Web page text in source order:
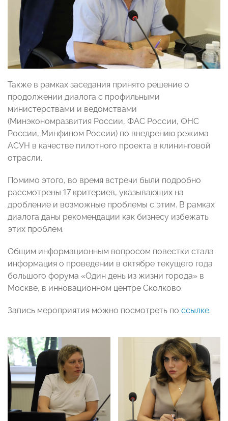
Также в рамках заседания принято решение о
продолжении диалога с профильными
министерствами и ведомствами
(Минэкономразвития России, ФАС России, ФНС
России, Минфином России) по внедрению режима
АСУН в качестве пилотного проекта в клининговой
отрасли.
Помимо этого, во время встречи были подробно
рассмотрены 17 критериев, указывающих на
дробление и возможные проблемы с этим. В рамках
диалога даны рекомендации как бизнесу избежать
этих проблем.
Общим информационным вопросом повестки стала
информация о проведении в октябре текущего года
большого форума «Один день из жизни города» в
Москве, в инновационном центре Сколково.
Запись мероприятия можно посмотреть по ссылке.